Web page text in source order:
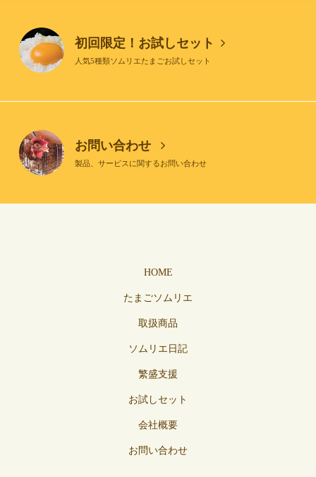
初回限定！お試しセット
人気5種類ソムリエたまごお試しセット
お問い合わせ
製品、サービスに関するお問い合わせ
HOME
たまごソムリエ
取扱商品
ソムリエ日記
繁盛支援
お試しセット
会社概要
お問い合わせ